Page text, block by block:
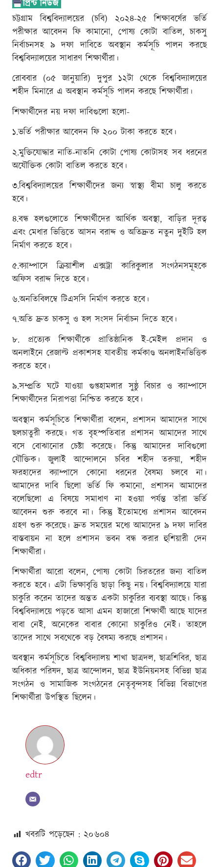
চট্টগ্রাম বিশ্ববিদ্যালয়ের (চবি) ২০২৪-২৫ শিক্ষাবর্ষের ভর্তি
পরীক্ষার আবেদন ফি কামানো, পোষ্য কোটা বাতিল, চাকসু
নির্বাচনসহ ৯ দফা দাবিতে অবস্থান কর্মসূচি পালন করছে
বিশ্ববিদ্যালয়ের সাধারণ শিক্ষার্থীরা।
রোববার (০৫ জানুয়ারি) দুপুর ১২টা থেকে বিশ্ববিদ্যালয়ের
শহীদ মিনারে এ অবস্থান কর্মসূচি পালন করছে শিক্ষার্থীরা।
শিক্ষার্থীদের নয় দফা দাবিগুলো হলো-
১.ভর্তি পরীক্ষার আবেদন ফি ২০০ টাকা করতে হবে।
২.মুক্তিযোদ্ধার নাতি-নাতনি কোটা পোষ্য কোটাসহ সব ধরনের
অযৌক্তিক কোটা বাতিল করতে হবে।
৩.বিশ্ববিদ্যালয়ের শিক্ষার্থীদের জন্য স্বাস্থ্য বীমা চালু করতে
হবে।
৪.বন্ধ হলগুলোতে শিক্ষার্থীদের আর্থিক অবস্থা, বাড়ির দূরত্ব
এবং মেধার ভিত্তিতে আসন বরাদ্দ ও অতিদ্রুত নতুন দুইটি হল
নির্মাণ করতে হবে।
৫.ক্যাম্পাসে ক্রিয়াশীল এক্সট্রা কারিকুলার সংগঠনসমূহকে
অফিস বরাদ্দ দিতে হবে।
৬.অনতিবিলম্বে টিএসসি নির্মাণ করতে হবে।
৭.অতি দ্রুত চাকসু ও হল সংসদ নির্বাচন দিতে হবে।
৮. প্রত্যেক শিক্ষার্থীকে প্রাতিষ্ঠানিক ই-মেইল প্রদান ও
অনলাইনে রেজাল্ট প্রকাশসহ যাবতীয় কর্মকাণ্ড অনলাইনভিত্তিক
করতে হবে।
৯.সম্প্রতি ঘটে যাওয়া গুপ্তহামলার সুষ্ঠু বিচার ও ক্যাম্পাসে
শিক্ষার্থীদের নিরাপত্তা নিশ্চিত করতে হবে।
অবস্থান কর্মসূচিতে শিক্ষার্থীরা বলেন, প্রশাসন আমাদের সাথে
ছলচাতুরী করছে। গত বৃহস্পতিবার প্রশাসন আমাদের সাথে
বসে বোঝানোর চেষ্টা করেছে। কিন্তু আমাদের দাবিগুলো
যৌক্তিক। জুলাই আন্দোলনে চবির শহীদ তরুয়া, শহীদ
ফরহাদের ক্যাম্পাসে কোনো ধরনের বৈষম্য চলবে না।
আমাদের দাবি ছিলো ভর্তি ফি কমানো, প্রশাসন আমাদের
বলেছিলো এ বিষয়ে সমাধাণ না হওয়া পর্যন্ত তাঁরা ভর্তি
আবেদন শুরু করবে না। কিন্তু ইতোমধ্যে প্রশাসন আবেদন
গ্রহণ শুরু করেছে। দ্রুত সময়ের মধ্যে আমাদের ৯ দফা দাবির
বাস্তবায়ন না হলে প্রশাসন ভবন বন্ধ করার হুশিয়ারী দেন
শিক্ষার্থীরা।
শিক্ষার্থীরা আরো বলেন, পোষ্য কোটা চিরতরের জন্য বাতিল
করতে হবে। এটা ভিক্ষাবৃত্তি ছাড়া কিছু নয়। বিশ্ববিদ্যালয়ে যারা
চাকুরি করেন তাদের অন্তত একটা চাকুরির ব্যবস্থা আছে। কিন্তু
বিশ্ববিদ্যালয়ে পড়তে আসা এমন হাজারো শিক্ষার্থী আছে যাদের
বাবা নেই, অনেকের বাবার কোনো চাকুরিও নেই। তাহলে
তাদের সাথে সবথেকে বড় বৈষম্য করছে প্রশাসন।
অবস্থান কর্মসূচিতে বিশ্ববিদ্যালয় শাখা ছাত্রদল, ছাত্রশিবির, ছাত্র
অধিকার পরিষদ, ছাত্র আন্দোলন, ছাত্র ইউনিয়নসহ বিভিন্ন ছাত্র
সংগঠন ও সামাজিক সংগঠনের নেতৃবৃন্দসহ বিভিন্ন বিভাগের
শিক্ষার্থীরা উপস্থিত ছিলেন।
edtr
খবরটি পড়েছেন : ২০৬০৪